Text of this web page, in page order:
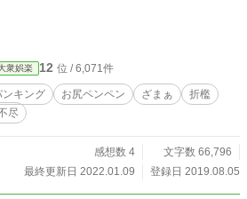
衆娯楽 12 位 / 6,071件
ンキング お尻ペンペン ざまぁ
折檻
尽
感想数 4
文字数 66,796
最終更新日 2022.01.09
登録日 2019.08.05